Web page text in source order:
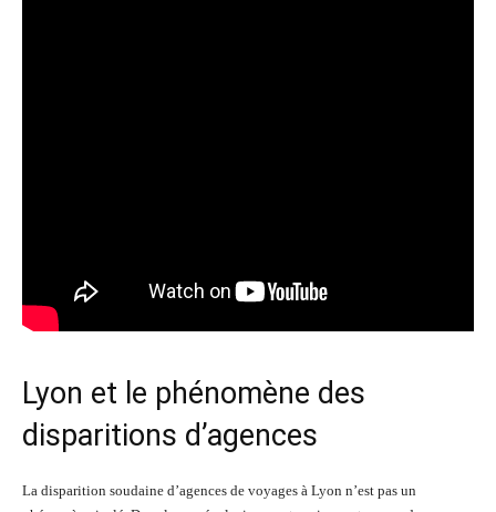
Lyon et le phénomène des
disparitions d’agences
La disparition soudaine d’agences de voyages à Lyon n’est pas un